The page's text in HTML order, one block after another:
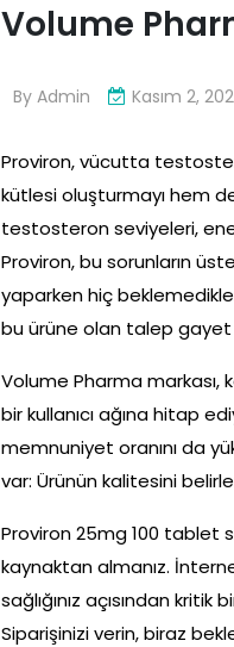
Volume
By Admin Kasım 2,
Proviron, vücutta
kütlesi oluşturmayı hem
testosteron seviyeleri,
Proviron, bu sorunların
yaparken hiç
bu ürüne olan talep gayet
Volume Pharma markası,
bir kullanıcı ağına hitap
memnuniyet oranını da
var: Ürünün kalitesini
Proviron 25mg 100 tablet
kaynaktan almanız.
sağlığınız açısından
Siparişinizi verin, biraz